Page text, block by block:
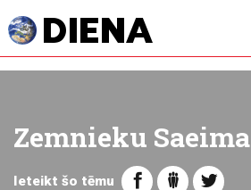
Zemnieku Saeima
Ieteikt šo tēmu